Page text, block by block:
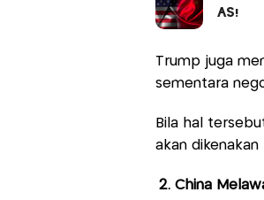
AS!
Trump juga
sementara
Bila hal
akan
2. China